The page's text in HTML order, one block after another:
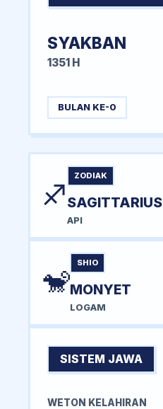
SYAKBAN
1351 H
BULAN KE-0
♐
ZODIAK
SAGITTARIUS
API
🐒
SHIO
MONYET
LOGAM
SISTEM JAWA
WETON KELAHIRAN